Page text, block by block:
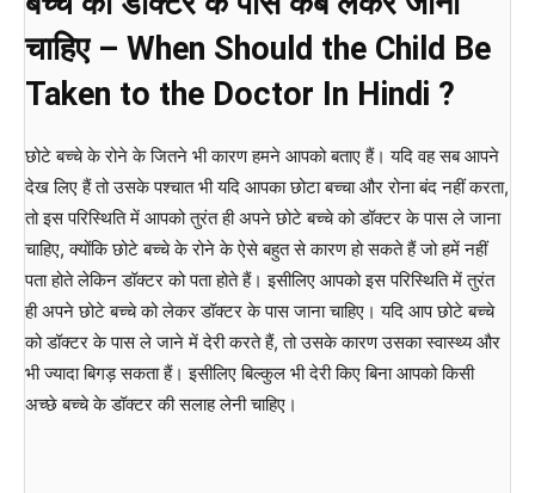
चाहिए – When Should the Child Be
Taken to the Doctor In Hindi ?
छोटे बच्चे के रोने के जितने भी कारण हमने आपको बताए हैं। यदि वह सब आपने
देख लिए हैं तो उसके पश्चात भी यदि आपका छोटा बच्चा और रोना बंद नहीं करता,
तो इस परिस्थिति में आपको तुरंत ही अपने छोटे बच्चे को डॉक्टर के पास ले जाना
चाहिए, क्योंकि छोटे बच्चे के रोने के ऐसे बहुत से कारण हो सकते हैं जो हमें नहीं
पता होते लेकिन डॉक्टर को पता होते हैं। इसीलिए आपको इस परिस्थिति में तुरंत
ही अपने छोटे बच्चे को लेकर डॉक्टर के पास जाना चाहिए। यदि आप छोटे बच्चे
को डॉक्टर के पास ले जाने में देरी करते हैं, तो उसके कारण उसका स्वास्थ्य और
भी ज्यादा बिगड़ सकता हैं। इसीलिए बिल्कुल भी देरी किए बिना आपको किसी
अच्छे बच्चे के डॉक्टर की सलाह लेनी चाहिए।